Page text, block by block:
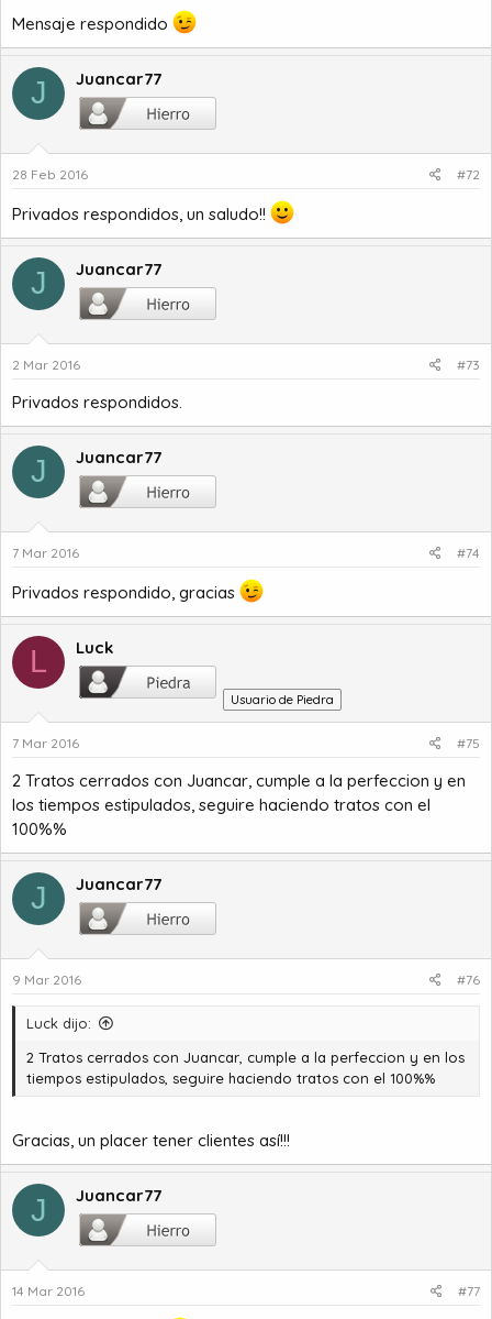
Mensaje respondido
J Juancar77
28 Feb 2016 #72
Privados respondidos, un saludo!!
J Juancar77
2 Mar 2016 #73
Privados respondidos.
J Juancar77
7 Mar 2016 #74
Privados respondido, gracias
L Luck
Usuario de Piedra
7 Mar 2016 #75
2 Tratos cerrados con Juancar, cumple a la perfeccion y en
los tiempos estipulados, seguire haciendo tratos con el
100%%
J Juancar77
9 Mar 2016 #76
Luck dijo:
2 Tratos cerrados con Juancar, cumple a la perfeccion y en los
tiempos estipulados, seguire haciendo tratos con el 100%%
Gracias, un placer tener clientes así!!!
J Juancar77
14 Mar 2016 #77